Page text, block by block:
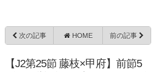
次の記事 HOME 前の記事
【J2第25節 藤枝×甲府】前節5